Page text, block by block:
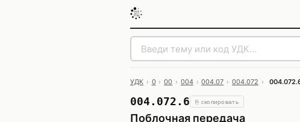
УДК › 0 › 00 › 004 › 004.07 › 004.072 ›
004.072.6 ⎘ скопировать
Поблочная передача